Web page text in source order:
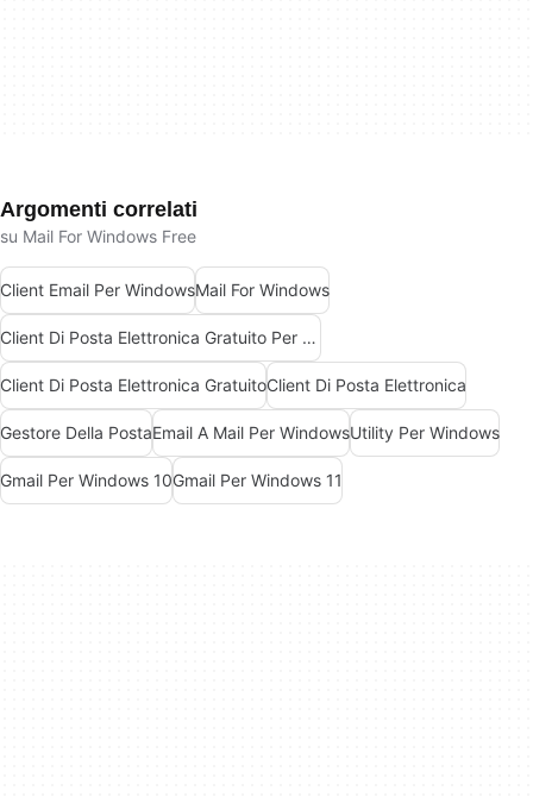
Argomenti correlati
su Mail For Windows Free
Client Email Per WindowsMail For Windows
Client Di Posta Elettronica Gratuito Per Windows
Client Di Posta Elettronica GratuitoClient Di Posta Elettronica
Gestore Della PostaEmail A Mail Per WindowsUtility Per Windows
Gmail Per Windows 10Gmail Per Windows 11